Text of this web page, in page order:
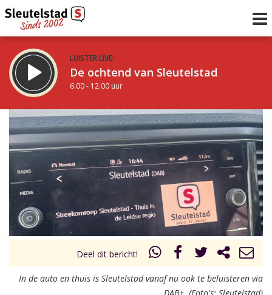
LUISTER LIVE:
De ochtend van Sleutelstad
6.00 - 12.00 uur
STRAKS:
De middag van Sleutelstad
12.00 - 18.00 uur
Vorig uur
uur 1 van 0 Volgend uur
Deel dit bericht!
In de auto en thuis is Sleutelstad vanaf nu ook te beluisteren via